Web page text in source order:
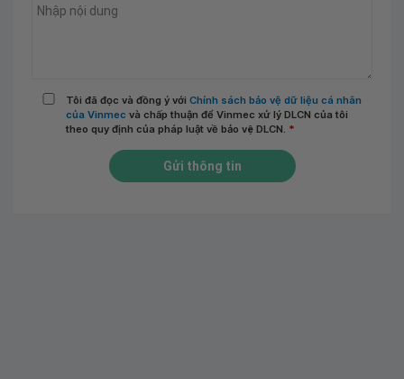
Tôi đã đọc và đồng ý với Chính sách bảo vệ dữ liệu cá nhân
của Vinmec và chấp thuận để Vinmec xử lý DLCN của tôi
theo quy định của pháp luật về bảo vệ DLCN. *
Gửi thông tin